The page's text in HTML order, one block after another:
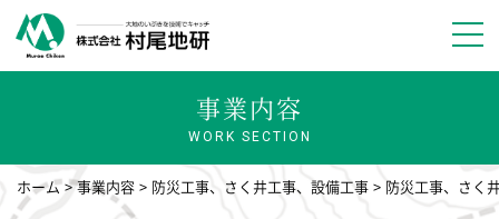
事業内容
WORK SECTION
ホーム 事業内容 防災工事、さく井工事、設備工事 防災工事、さく